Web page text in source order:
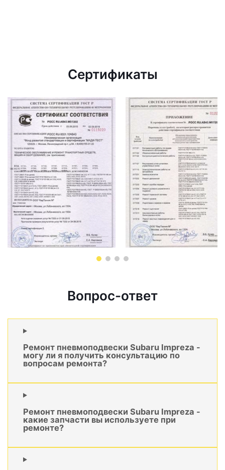
Сертификаты
Вопрос-ответ
Ремонт пневмоподвески Subaru Impreza -
могу ли я получить консультацию по
вопросам ремонта?
Ремонт пневмоподвески Subaru Impreza -
какие запчасти вы используете при
ремонте?